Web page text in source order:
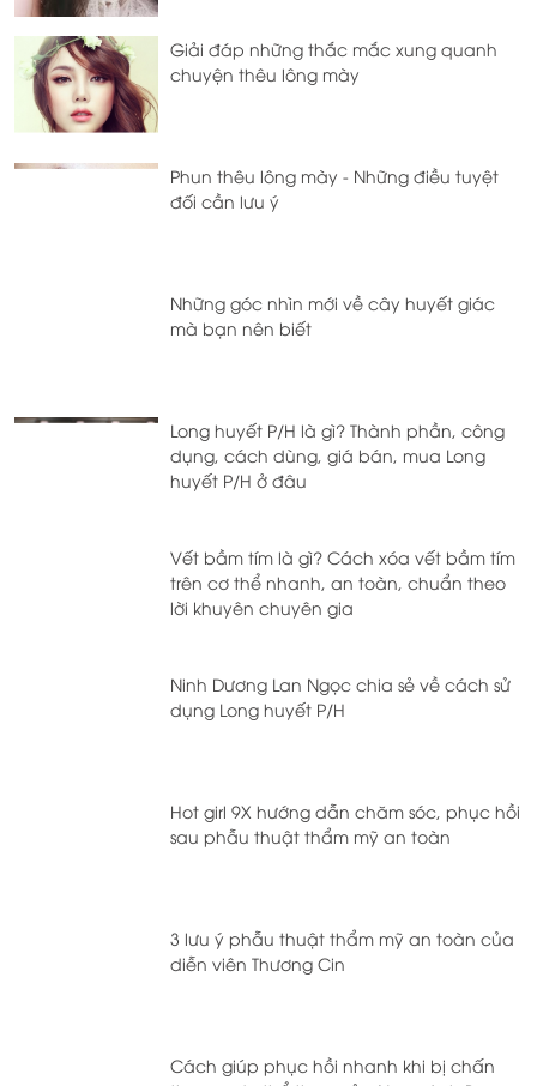
Giải đáp những thắc mắc xung quanh
chuyện thêu lông mày
Phun thêu lông mày - Những điều tuyệt
đối cần lưu ý
Những góc nhìn mới về cây huyết giác
mà bạn nên biết
Long huyết P/H là gì? Thành phần, công
dụng, cách dùng, giá bán, mua Long
huyết P/H ở đâu
Vết bầm tím là gì? Cách xóa vết bầm tím
trên cơ thể nhanh, an toàn, chuẩn theo
lời khuyên chuyên gia
Ninh Dương Lan Ngọc chia sẻ về cách sử
dụng Long huyết P/H
Hot girl 9X hướng dẫn chăm sóc, phục hồi
sau phẫu thuật thẩm mỹ an toàn
3 lưu ý phẫu thuật thẩm mỹ an toàn của
diễn viên Thương Cin
Cách giúp phục hồi nhanh khi bị chấn